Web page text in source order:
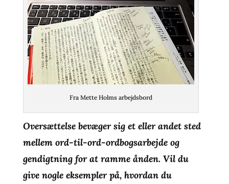
Fra Mette Holms arbejdsbord
Oversættelse bevæger sig et eller andet sted
mellem ord-til-ord-ordbogsarbejde og
gendigtning for at ramme ånden. Vil du
give nogle eksempler på, hvordan du